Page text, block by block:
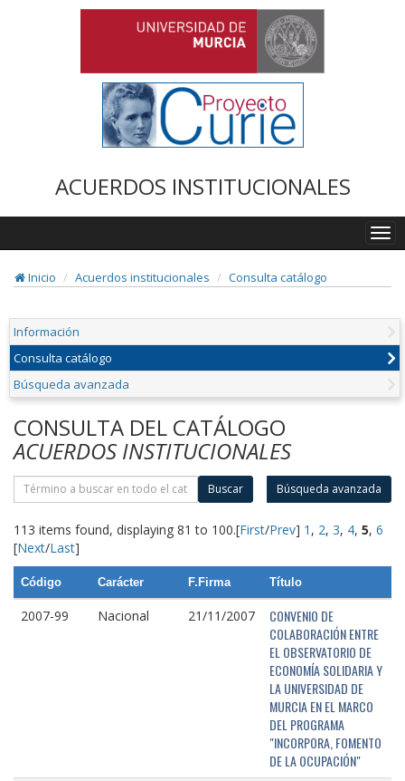
ACUERDOS INSTITUCIONALES
Inicio
Acuerdos institucionales Consulta catálogo
Información
Consulta catálogo
Búsqueda avanzada
CONSULTA DEL CATÁLOGO
ACUERDOS INSTITUCIONALES
Buscar Búsqueda avanzada
113 items found, displaying 81 to 100.[First/Prev] 1 , 2, 3, 4, 5, 6
[Next/Last]
Código Carácter F.Firma Título
2007-99 Nacional 21/11/2007
CONVENIO DE
COLABORACIÓN ENTRE
EL OBSERVATORIO DE
ECONOMÍA SOLIDARIA Y
LA UNIVERSIDAD DE
MURCIA EN EL MARCO
DEL PROGRAMA
"INCORPORA, FOMENTO
DE LA OCUPACIÓN"